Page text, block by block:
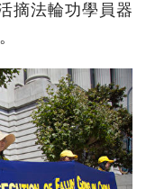
摘法輪功學員器